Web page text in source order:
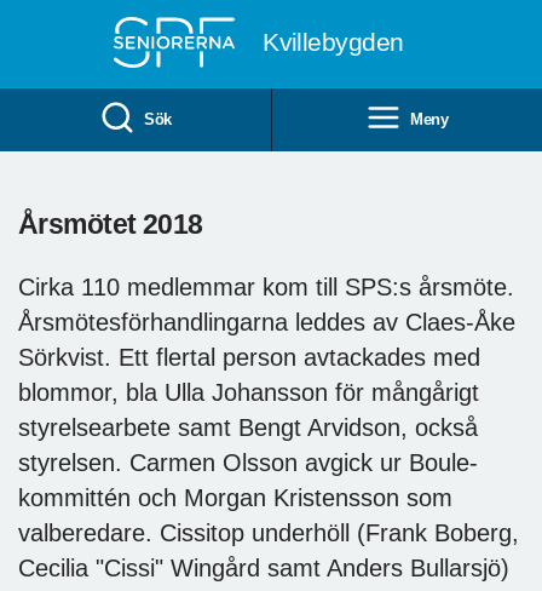
Kvillebygden
Sök Meny
Årsmötet 2018
Cirka 110 medlemmar kom till SPS:s årsmöte.
Årsmötesförhandlingarna leddes av Claes-Åke
Sörkvist. Ett flertal person avtackades med
blommor, bla Ulla Johansson för mångårigt
styrelsearbete samt Bengt Arvidson, också
styrelsen. Carmen Olsson avgick ur Boule-
kommittén och Morgan Kristensson som
valberedare. Cissitop underhöll (Frank Boberg,
Cecilia "Cissi" Wingård samt Anders Bullarsjö)